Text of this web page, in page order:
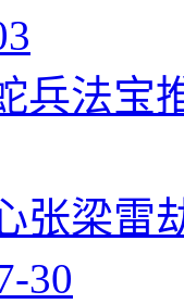
兵法宝
张梁雷
30